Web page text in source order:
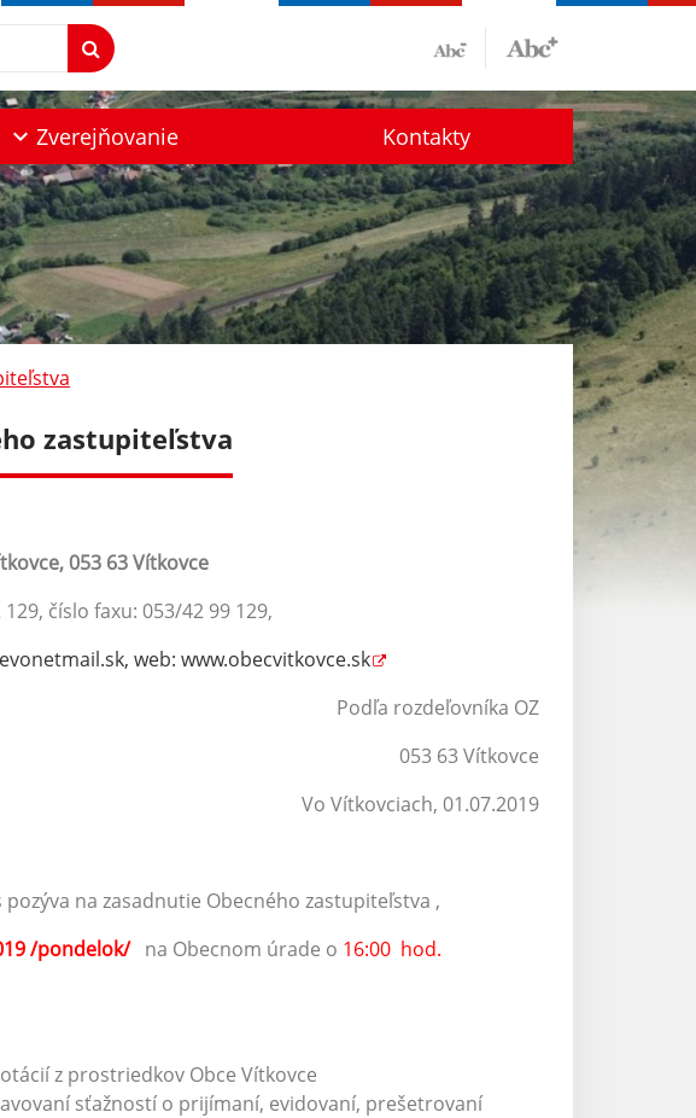
Zverejňovanie Kontakty
zastupiteľstva
053 63 Vítkovce
číslo faxu: 053/42 99 129,
web: www.obecvitkovce.sk
rozdeľovníka OZ
63 Vítkovce
01.07.2019
na zasadnutie Obecného zastupiteľstva ,
/pondelok/ na Obecnom úrade o 16:00 hod.
z prostriedkov Obce Vítkovce
sťažností o prijímaní, evidovaní, prešetrovaní